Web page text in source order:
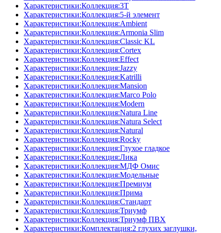
Характеристики:Коллекция:3T
Характеристики:Коллекция:5-й элемент
Характеристики:Коллекция:Ambient
Характеристики:Коллекция:Armonia Slim
Характеристики:Коллекция:Classic KL
Характеристики:Коллекция:Cortex
Характеристики:Коллекция:Effect
Характеристики:Коллекция:Jazzy
Характеристики:Коллекция:Katrilli
Характеристики:Коллекция:Mansion
Характеристики:Коллекция:Marco Polo
Характеристики:Коллекция:Modern
Характеристики:Коллекция:Natura Line
Характеристики:Коллекция:Natura Select
Характеристики:Коллекция:Natural
Характеристики:Коллекция:Rocky
Характеристики:Коллекция:Глухое гладкое
Характеристики:Коллекция:Лика
Характеристики:Коллекция:МДФ Омис
Характеристики:Коллекция:Модельные
Характеристики:Коллекция:Премиум
Характеристики:Коллекция:Прима
Характеристики:Коллекция:Стандарт
Характеристики:Коллекция:Триумф
Характеристики:Коллекция:Триумф ПВХ
Характеристики:Комплектация:2 глухих заглушки,